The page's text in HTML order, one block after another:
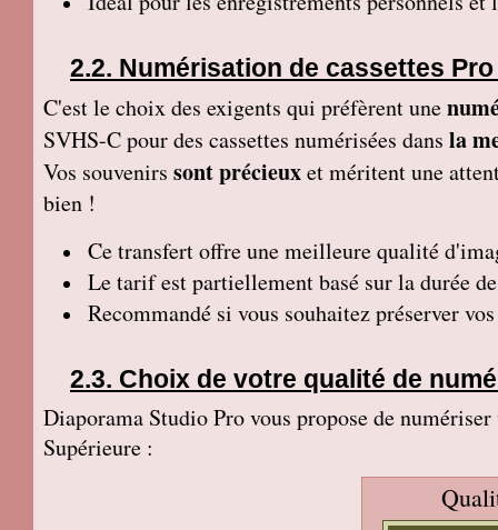
Numérisation de cassettes
C'est le choix des exigents qui préfèrent une
SVHS-C pour des cassettes numérisées dans la
Vos souvenirs sont précieuxet méritent une
bien !
Ce transfertoffre une meilleure qualité
Le tarif est partiellement basé sur la durée
Recommandé si vous souhaitez préserver
Choix de votre qualité de
Diaporama Studio Pro vous propose de
Supérieure :